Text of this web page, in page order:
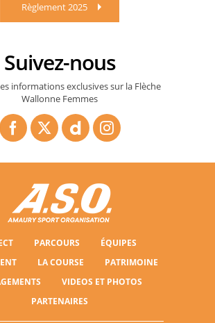
Règlement 2025
Suivez-nous
informations exclusives sur la Flèche
Wallonne Femmes
PARCOURS
ÉQUIPES
LA COURSE
PATRIMOINE
VIDEOS ET PHOTOS
PARTENAIRES